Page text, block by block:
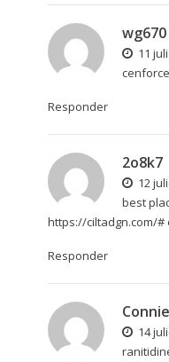
wg670
11
Responder
2o8k7
12
best
https://ciltadgn.com/#
Responder
14